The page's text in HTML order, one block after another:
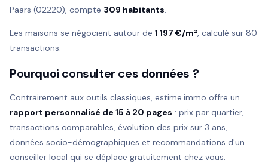
Paars (02220), compte 309 habitants.
Les maisons se négocient autour de 1 197 €/m², calculé sur 80
transactions.
Pourquoi consulter ces données ?
Contrairement aux outils classiques, estime.immo offre un
rapport personnalisé de 15 à 20 pages : prix par quartier,
transactions comparables, évolution des prix sur 3 ans,
données socio-démographiques et recommandations d'un
conseiller local qui se déplace gratuitement chez vous.